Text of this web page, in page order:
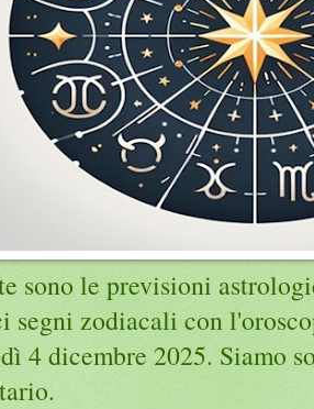
sono le previsioni
segni zodiacali con
4 dicembre 2025. Siamo